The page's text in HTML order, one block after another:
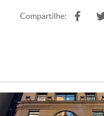
Compartilhe: